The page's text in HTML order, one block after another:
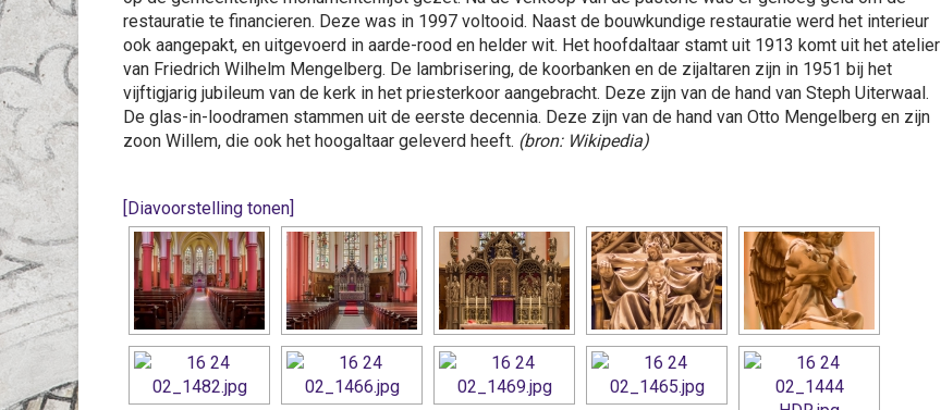
restauratie te financieren. Deze was in 1997 voltooid. Naast de bouwkundige restauratie werd het interieur
ook aangepakt, en uitgevoerd in aarde-rood en helder wit. Het hoofdaltaar stamt uit 1913 komt uit het atelier
van Friedrich Wilhelm Mengelberg. De lambrisering, de koorbanken en de zijaltaren zijn in 1951 bij het
vijftigjarig jubileum van de kerk in het priesterkoor aangebracht. Deze zijn van de hand van Steph Uiterwaal.
De glas-in-loodramen stammen uit de eerste decennia. Deze zijn van de hand van Otto Mengelberg en zijn
zoon Willem, die ook het hoogaltaar geleverd heeft. (bron: Wikipedia)
[Diavoorstelling tonen]